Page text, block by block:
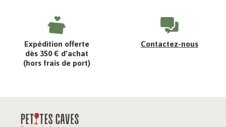
Expédition offerte
dès 350 € d’achat
(hors frais de port)
Contactez-nous